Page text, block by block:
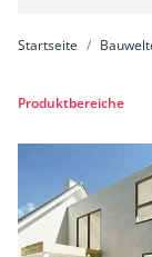
Startseite
GEBÄUDE
Produktbereiche